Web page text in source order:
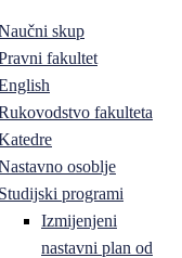
skup
fakultet
fakulteta
osoblje
Studijski programi
Izmijenjeni
nastavni plan od